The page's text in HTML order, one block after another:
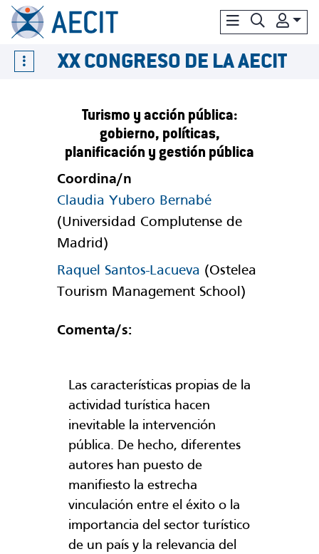
XX CONGRESO DE LA AECIT
Turismo y acción pública:
gobierno, políticas,
planificación y gestión pública
Coordina/n
Claudia Yubero Bernabé
(Universidad Complutense de
Madrid)
Raquel Santos-Lacueva (Ostelea
Tourism Management School)
Comenta/s:
Las características propias de la
actividad turística hacen
inevitable la intervención
pública. De hecho, diferentes
autores han puesto de
manifiesto la estrecha
vinculación entre el éxito o la
importancia del sector turístico
de un país y la relevancia del